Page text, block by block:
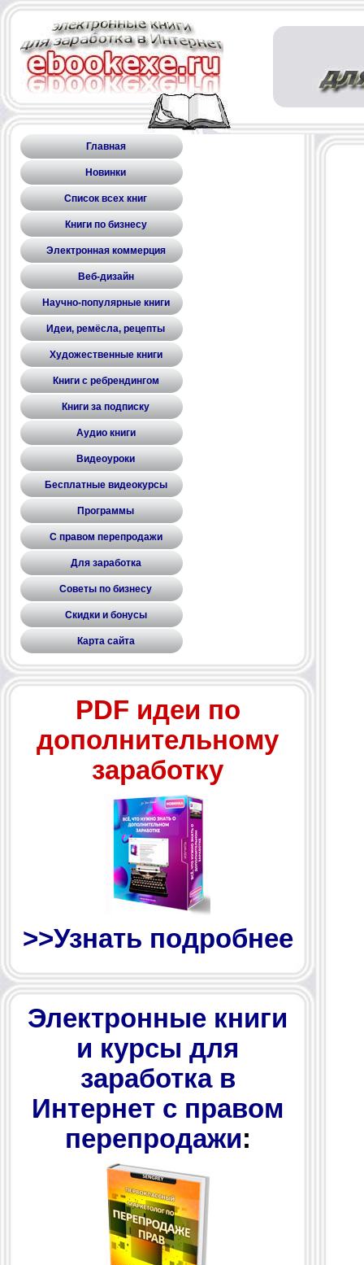
Главная
Новинки
Список всех книг
Книги по бизнесу
Электронная коммерция
Веб-дизайн
Научно-популярные книги
Идеи, ремёсла, рецепты
Художественные книги
Книги с ребрендингом
Книги за подписку
Аудио книги
Видеоуроки
Бесплатные видеокурсы
Программы
С правом перепродажи
Для заработка
Советы по бизнесу
Скидки и бонусы
Карта сайта
PDF идеи по
дополнительному
заработку
>>Узнать подробнее
Электронные книги
и курсы для
заработка в
Интернет с правом
перепродажи: